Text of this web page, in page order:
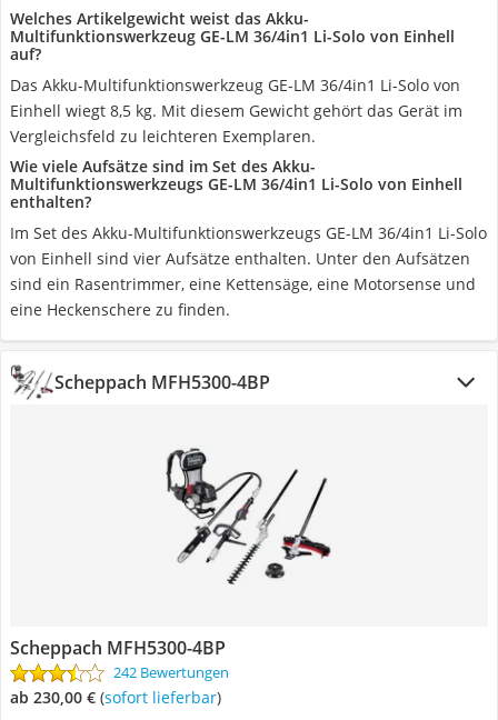
Welches Artikelgewicht weist das Akku-
Multifunktionswerkzeug GE-LM 36/4in1 Li-Solo von Einhell
auf?
Das Akku-Multifunktionswerkzeug GE-LM 36/4in1 Li-Solo von
Einhell wiegt 8,5 kg. Mit diesem Gewicht gehört das Gerät im
Vergleichsfeld zu leichteren Exemplaren.
Wie viele Aufsätze sind im Set des Akku-
Multifunktionswerkzeugs GE-LM 36/4in1 Li-Solo von Einhell
enthalten?
Im Set des Akku-Multifunktionswerkzeugs GE-LM 36/4in1 Li-Solo
von Einhell sind vier Aufsätze enthalten. Unter den Aufsätzen
sind ein Rasentrimmer, eine Kettensäge, eine Motorsense und
eine Heckenschere zu finden.
Scheppach MFH5300-4BP
Scheppach MFH5300-4BP
242 Bewertungen
ab 230,00 € ( Sofort lieferbar)